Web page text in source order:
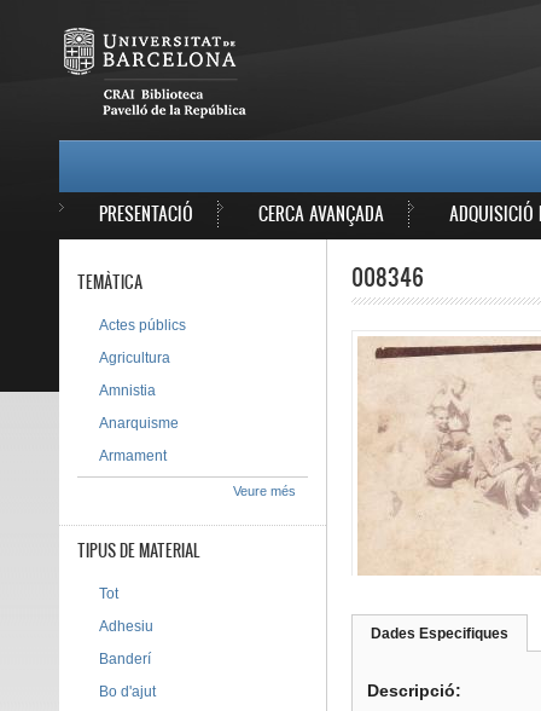
PRESENTACIÓ CERCA AVANÇADA ADQUISICIÓ
008346
Dades Especifiques
Descripció:
TEMÀTICA
Actes públics
Agricultura
Amnistia
Anarquisme
Armament
Veure més
TIPUS DE MATERIAL
Tot
Adhesiu
Banderí
Bo d'ajut